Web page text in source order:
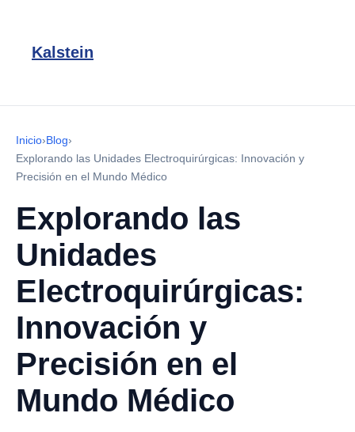
Kalstein
Inicio›Blog›
Explorando las Unidades Electroquirúrgicas: Innovación y
Precisión en el Mundo Médico
Explorando las
Unidades
Electroquirúrgicas:
Innovación y
Precisión en el
Mundo Médico